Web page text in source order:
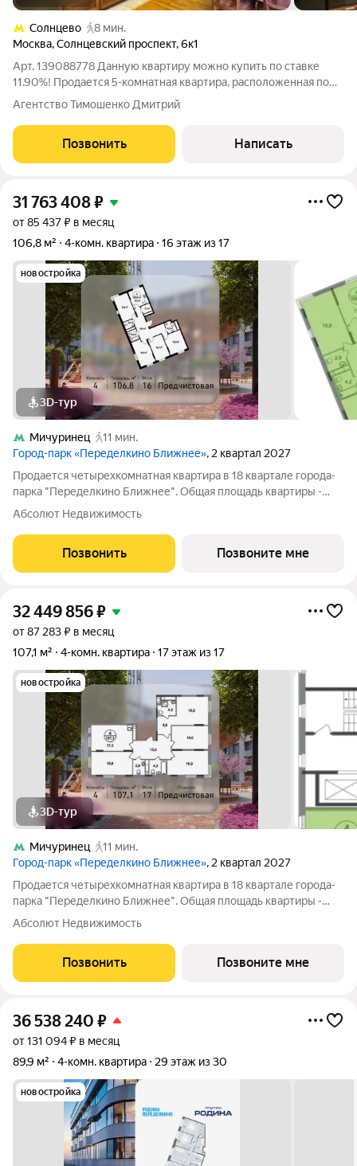
Солнцево
8 мин.
Москва,Солнцевский проспект,6к1
Арт. 139088778 Данную квартиру можно купить по ставке
11.90%! Продается 5-комнатная квартира, расположенная по
адресу: Москва , ул. Солнцевский проспект 6 к.1. Площадь
квартиры составляет 135 м, располагается на 19/22 этажей.
Квартира включает 4
Агентство Тимошенко Дмитрий
Позвонить Написать
31 763 408₽
от 85 437 ₽ в месяц
106,8 м²
4-комн. квартира 16 этаж из 17
новостройка
3D-тур
Мичуринец
11 мин.
Город-парк «Переделкино Ближнее», 2 квартал 2027
Продается четырехкомнатная квартира в 18 квартале города-
парка "Переделкино Ближнее". Общая площадь квартиры -
106,8 кв. м, этаж 16 из 17. Срок сдачи - 2 квартал 2027 года. Тип
дома - монолитный. ТОЛЬКО ДО 31 АВГУСТА выгодные
условия на приобретение
Абсолют Недвижимость
Позвонить Позвоните мне
32 449 856₽
от 87 283 ₽ в месяц
107,1 м²
4-комн. квартира 17 этаж из 17
новостройка
3D-тур
Мичуринец
11 мин.
Город-парк «Переделкино Ближнее», 2 квартал 2027
Продается четырехкомнатная квартира в 18 квартале города-
парка "Переделкино Ближнее". Общая площадь квартиры -
107,1 кв. м, этаж 17 из 17. Срок сдачи - 2 квартал 2027 года. Тип
дома - монолитный. ТОЛЬКО ДО 31 АВГУСТА выгодные
условия на приобретение
Абсолют Недвижимость
Позвонить Позвоните мне
36 538 240 ₽
от 131 094 ₽ в месяц
89,9 м²
4-комн. квартира 29 этаж из 30
новостройка